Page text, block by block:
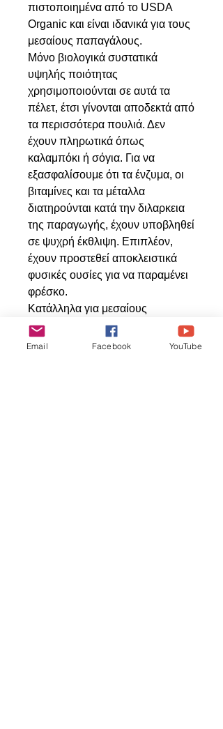
πιστοποιημένα από το USDA
Organic και είναι ιδανικά για τους
μεσαίους παπαγάλους.
Μόνο βιολογικά συστατικά
υψηλής ποιότητας
χρησιμοποιούνται σε αυτά τα
πέλετ, έτσι γίνονται αποδεκτά από
τα περισσότερα πουλιά. Δεν
έχουν πληρωτικά όπως
καλαμπόκι ή σόγια. Για να
εξασφαλίσουμε ότι τα ένζυμα, οι
βιταμίνες και τα μέταλλα
διατηρούνται κατά την διλαρκεια
της παραγωγής, έχουν υποβληθεί
σε ψυχρή έκθλιψη. Επιπλέον,
έχουν προστεθεί αποκλειστικά
φυσικές ουσίες για να παραμένει
φρέσκο.
Κατάλληλα για μεσαίους
παπαγάλους όπως μόνκ,
σενεγάλης, ζαρντίν, κονούρα,
Email Facebook YouTube